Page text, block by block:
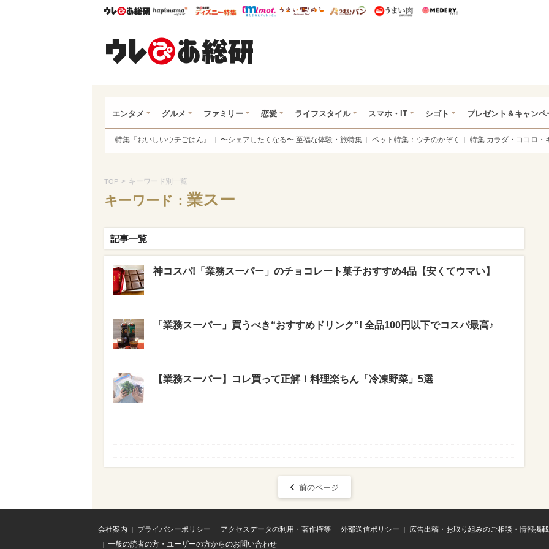
ウレぴあ総研ハピママ* ウレぴあ総研 ディズニー特集
mimot. うまいめし うまいパン うまい肉
エンタメ グルメ ファミリー 恋愛 ライフスタイル スマホ・IT シゴト プレゼント＆キャンペ
特集『おいしいウチごはん』 〜シェアしたくなる〜 至福な体験・旅特集 ペット特集：ウチのかぞく 特集 カラダ・ココロ・
TOP > キーワード別一覧
キーワード： 業スー
記事一覧
神コスパ!「業務スーパー」のチョコレート菓子おすすめ4品【安くてウマい】
「業務スーパー」買うべき“おすすめドリンク”! 全品100円以下でコスパ最高♪
【業務スーパー】コレ買って正解！料理楽ちん「冷凍野菜」5選
前のページ
会社案内 プライバシーポリシー アクセスデータの利用・著作権等 外部送信ポリシー
広告出稿・お取り組みのご相談・情報掲
一般の読者の方・ユーザーの方からのお問い合わせ